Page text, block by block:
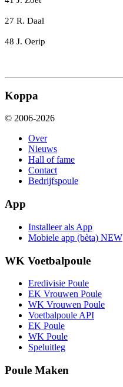
27 R. Daal
48 J. Oerip
Koppa
© 2006-2026
Over
Nieuws
Hall of fame
Contact
Bedrijfspoule
App
Installeer als App
Mobiele app (bèta) NEW
WK Voetbalpoule
Eredivisie Poule
EK Vrouwen Poule
WK Vrouwen Poule
Voetbalpoule API
EK Poule
WK Poule
Speluitleg
Poule Maken